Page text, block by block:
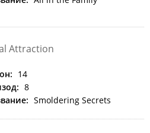
Attraction
14
8
Smoldering Secrets